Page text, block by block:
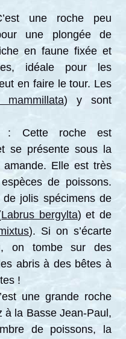
une roche peu
une plongée de
en faune fixée et
idéale pour les
en faire le tour. Les
mammillata) y sont
: Cette roche est
se présente sous la
amande. Elle est très
de poissons.
jolis spécimens de
Labrus bergylta) et de
). Si on s’écarte
on tombe sur des
abris à des bêtes à
!
une grande roche
à la Basse Jean-Paul,
de poissons, la